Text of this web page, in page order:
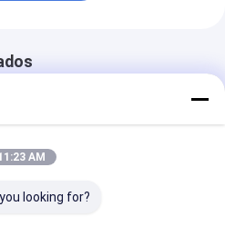
AM
looking for?